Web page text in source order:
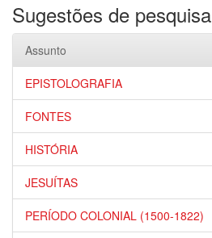
Sugestões de pesquisa
Assunto
EPISTOLOGRAFIA
FONTES
HISTÓRIA
JESUÍTAS
PERÍODO COLONIAL (1500-1822)